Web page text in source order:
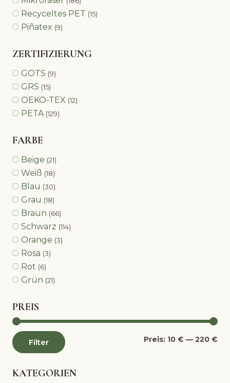
Recyceltes PET (15)
Piñatex (9)
ZERTIFIZIERUNG
GOTS (9)
GRS (15)
OEKO-TEX (12)
PETA (129)
FARBE
Beige (21)
Weiß (18)
Blau (30)
Grau (18)
Braun (66)
Schwarz (114)
Orange (3)
Rosa (3)
Rot (6)
Grün (21)
PREIS
Filter Preis: 10 € — 220 €
KATEGORIEN